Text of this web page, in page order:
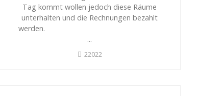
Tag kommt wollen jedoch diese Räume
unterhalten und die Rechnungen bezahlt
werden.
...
22022